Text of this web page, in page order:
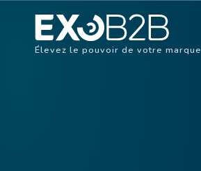
Élevez le pouvoir de votre marque